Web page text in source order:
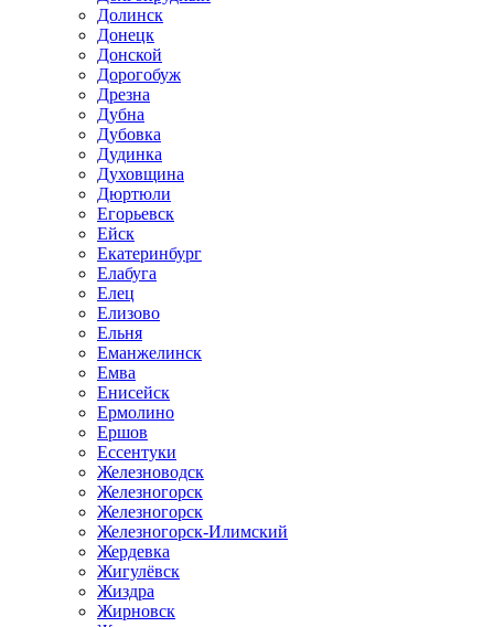
Долинск
Донецк
Донской
Дорогобуж
Дрезна
Дубна
Дубовка
Дудинка
Духовщина
Дюртюли
Егорьевск
Ейск
Екатеринбург
Елабуга
Елец
Елизово
Ельня
Еманжелинск
Емва
Енисейск
Ермолино
Ершов
Ессентуки
Железноводск
Железногорск
Железногорск
Железногорск-Илимский
Жердевка
Жигулёвск
Жиздра
Жирновск